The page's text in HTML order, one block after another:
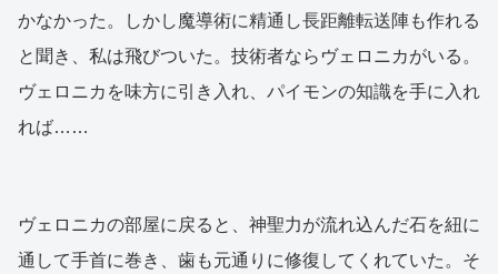
かなかった。しかし魔導術に精通し長距離転送陣も作れる
と聞き、私は飛びついた。技術者ならヴェロニカがいる。
ヴェロニカを味方に引き入れ、パイモンの知識を手に入れ
れば……
ヴェロニカの部屋に戻ると、神聖力が流れ込んだ石を紐に
通して手首に巻き、歯も元通りに修復してくれていた。そ